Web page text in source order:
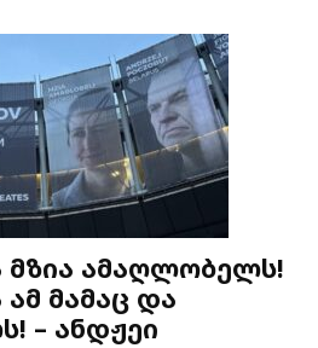
მზია ამაღლობელს!
მამაც და
– ანდჟეი